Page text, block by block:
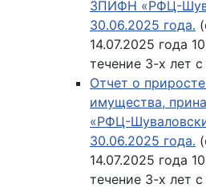
ЗПИФН «РФЦ-
30.06.2025 года.
14.07.2025 года
течение 3-х лет
Отчет о
имущества,
«РФЦ-
30.06.2025 года.
14.07.2025 года
течение 3-х лет